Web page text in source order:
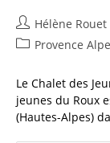
Hélène Rouet
Provence
Le Chalet des
jeunes du Roux
(Hautes-Alpes)